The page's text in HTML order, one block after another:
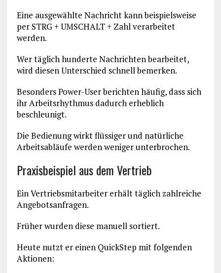
Eine ausgewählte Nachricht kann beispielsweise
per STRG + UMSCHALT + Zahl verarbeitet
werden.
Wer täglich hunderte Nachrichten bearbeitet,
wird diesen Unterschied schnell bemerken.
Besonders Power-User berichten häufig, dass sich
ihr Arbeitsrhythmus dadurch erheblich
beschleunigt.
Die Bedienung wirkt flüssiger und natürliche
Arbeitsabläufe werden weniger unterbrochen.
Praxisbeispiel aus dem Vertrieb
Ein Vertriebsmitarbeiter erhält täglich zahlreiche
Angebotsanfragen.
Früher wurden diese manuell sortiert.
Heute nutzt er einen QuickStep mit folgenden
Aktionen: